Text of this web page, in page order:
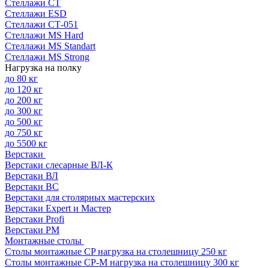
Стеллажи СТ
Стеллажи ESD
Стеллажи СТ-051
Стеллажи MS Hard
Стеллажи MS Standart
Стеллажи MS Strong
Нагрузка на полку
до 80 кг
до 120 кг
до 200 кг
до 300 кг
до 500 кг
до 750 кг
до 5500 кг
Верстаки
Верстаки слесарные ВЛ-К
Верстаки ВЛ
Верстаки ВС
Верстаки для столярных мастерских
Верстаки Expert и Мастер
Верстаки Profi
Верстаки РМ
Монтажные столы
Столы монтажные СP нагрузка на столешницу 250 кг
Столы монтажные СР-М нагрузка на столешницу 300 кг